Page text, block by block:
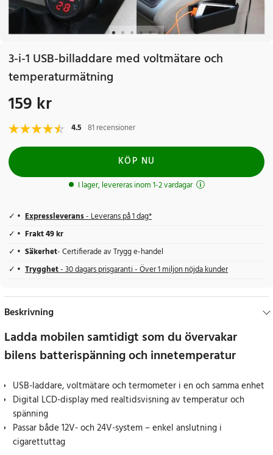
3-i-1 USB-billaddare med voltmätare och
temperaturmätning
Pris:159 kr
159 kr
4.5 81 recensioner
KÖP NU
I lager, levereras inom 1-2 vardagar
Expressleverans- Leverans på 1 dag*
Frakt 49 kr
Säkerhet- Certifierade av Trygg e-handel
Trygghet- 30 dagars prisgaranti - Över 1 miljon nöjda kunder
Beskrivning
Ladda mobilen samtidigt som du övervakar
bilens batterispänning och innetemperatur
USB-laddare, voltmätare och termometer i en och samma enhet
Digital LCD-display med realtidsvisning av temperatur och
spänning
Passar både 12V- och 24V-system – enkel anslutning i
cigarettuttag